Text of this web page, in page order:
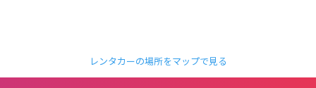
レンタカーの場所をマップで見る